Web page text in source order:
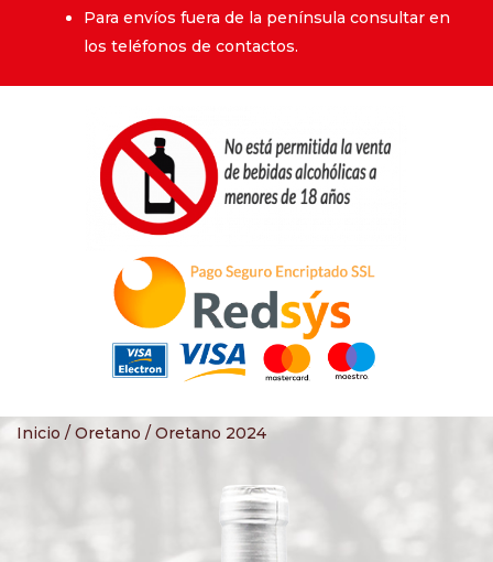
Para envíos fuera de la península consultar en
los teléfonos de contactos.
Inicio / Oretano / Oretano 2024